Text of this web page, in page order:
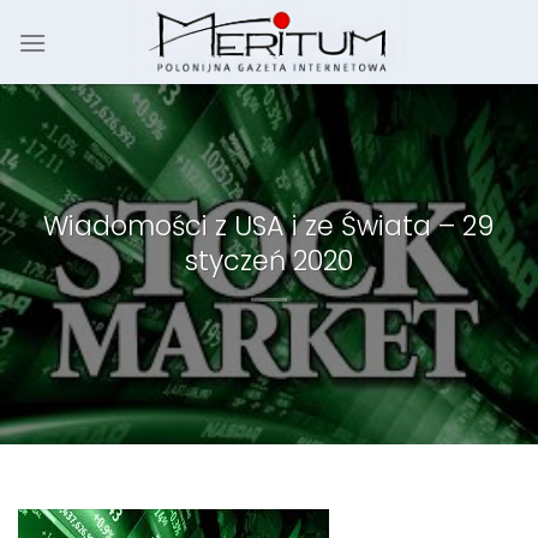
Wiadomości z USA i ze Świata – 29
styczeń 2020